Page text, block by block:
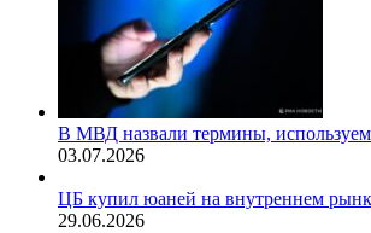
В МВД назвали термины,
03.07.2026
ЦБ купил юаней на внутреннем
29.06.2026